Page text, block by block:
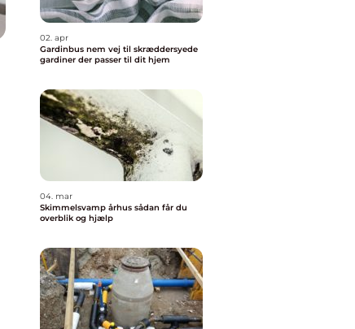
02. apr
Gardinbus nem vej til skræddersyede
gardiner der passer til dit hjem
04. mar
Skimmelsvamp århus sådan får du
overblik og hjælp